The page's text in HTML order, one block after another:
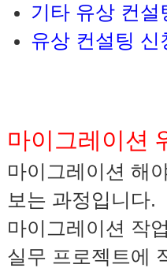
기타 유상 컨설
유상 컨설팅
마이그레이션
마이그레이션 해
보는 과정입니다.
마이그레이션 작
실무 프로젝트에